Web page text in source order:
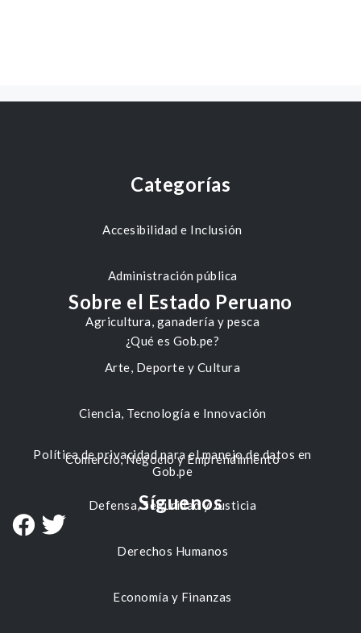
Categorías
Accesibilidad e Inclusión
Administración pública
Agricultura, ganadería y pesca
Arte, Deporte y Cultura
Ciencia, Tecnología e Innovación
Comercio, Negocio y Emprendimiento
Defensa, Seguridad y Justicia
Derechos Humanos
Economía y Finanzas
Sobre el Estado Peruano
¿Qué es Gob.pe?
Política de privacidad para el manejo de datos en
Gob.pe
Síguenos